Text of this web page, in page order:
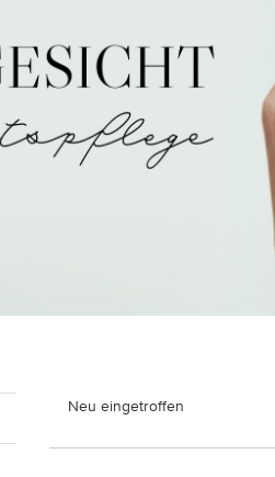
Neu eingetroffen